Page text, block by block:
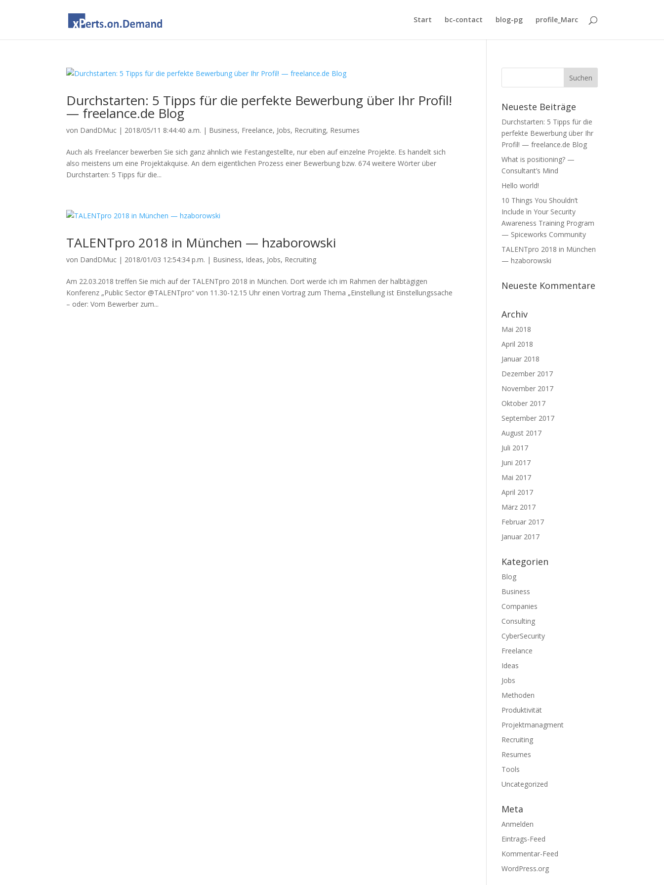
Start bc-contact blog-pg profile_Marc
Durchstarten: 5 Tipps für die perfekte Bewerbung über Ihr Profil!
— freelance.de Blog
von DandDMuc | 2018/05/11 8:44:40 a.m. | Business, Freelance, Jobs, Recruiting, Resumes
Auch als Freelancer bewerben Sie sich ganz ähnlich wie Festangestellte, nur eben auf einzelne Projekte. Es handelt sich
also meistens um eine Projektakquise. An dem eigentlichen Prozess einer Bewerbung bzw. 674 weitere Wörter über
Durchstarten: 5 Tipps für die...
TALENTpro 2018 in München — hzaborowski
von DandDMuc | 2018/01/03 12:54:34 p.m. | Business, Ideas, Jobs, Recruiting
Am 22.03.2018 treffen Sie mich auf der TALENTpro 2018 in München. Dort werde ich im Rahmen der halbtägigen
Konferenz „Public Sector @TALENTpro“ von 11.30-12.15 Uhr einen Vortrag zum Thema „Einstellung ist Einstellungssache
– oder: Vom Bewerber zum...
Neueste Beiträge
Durchstarten: 5 Tipps für die
perfekte Bewerbung über Ihr
Profil! — freelance.de Blog
What is positioning? —
Consultant’s Mind
Hello world!
10 Things You Shouldn’t
Include in Your Security
Awareness Training Program
— Spiceworks Community
TALENTpro 2018 in München
— hzaborowski
Neueste Kommentare
Archiv
Mai 2018
April 2018
Januar 2018
Dezember 2017
November 2017
Oktober 2017
September 2017
August 2017
Juli 2017
Juni 2017
Mai 2017
April 2017
März 2017
Februar 2017
Januar 2017
Kategorien
Blog
Business
Companies
Consulting
CyberSecurity
Freelance
Ideas
Jobs
Methoden
Produktivität
Projektmanagment
Recruiting
Resumes
Tools
Uncategorized
Meta
Anmelden
Eintrags-Feed
Kommentar-Feed
WordPress.org